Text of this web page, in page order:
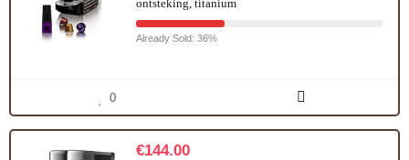
ontsteking, titanium
Already Sold: 36%
0
€144.00